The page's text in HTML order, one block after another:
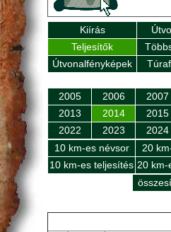
Kiírás
Teljesítők
Útvonalfényképek
2005 2006
2007
2013
2014
2015
2022
2023
2024
10 km-es névsor
20
10 km-es teljesítés 20 km-